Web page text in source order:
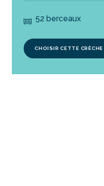
52 berceaux
CHOISIR CETTE CRÈCHE